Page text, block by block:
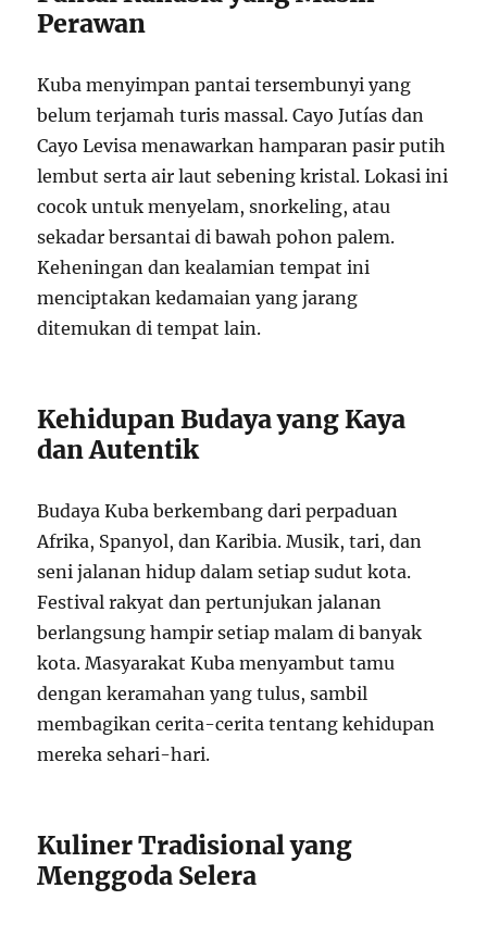
Perawan
Kuba menyimpan pantai tersembunyi yang
belum terjamah turis massal. Cayo Jutías dan
Cayo Levisa menawarkan hamparan pasir putih
lembut serta air laut sebening kristal. Lokasi ini
cocok untuk menyelam, snorkeling, atau
sekadar bersantai di bawah pohon palem.
Keheningan dan kealamian tempat ini
menciptakan kedamaian yang jarang
ditemukan di tempat lain.
Kehidupan Budaya yang Kaya
dan Autentik
Budaya Kuba berkembang dari perpaduan
Afrika, Spanyol, dan Karibia. Musik, tari, dan
seni jalanan hidup dalam setiap sudut kota.
Festival rakyat dan pertunjukan jalanan
berlangsung hampir setiap malam di banyak
kota. Masyarakat Kuba menyambut tamu
dengan keramahan yang tulus, sambil
membagikan cerita-cerita tentang kehidupan
mereka sehari-hari.
Kuliner Tradisional yang
Menggoda Selera